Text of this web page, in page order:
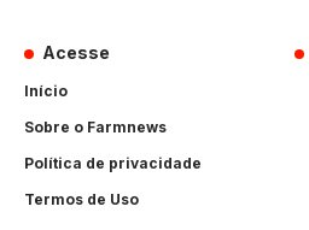
Acesse
Início
Sobre o Farmnews
Política de privacidade
Termos de Uso